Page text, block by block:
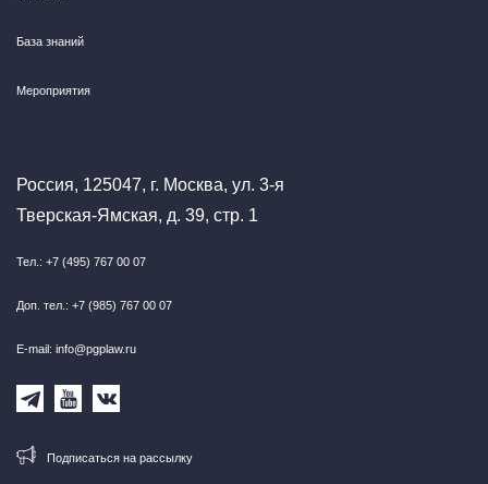
База знаний
Мероприятия
Россия, 125047, г. Москва, ул. 3-я
Тверская-Ямская, д. 39, стр. 1
Тел.: +7 (495) 767 00 07
Доп. тел.: +7 (985) 767 00 07
E-mail: info@pgplaw.ru
Подписаться на рассылку